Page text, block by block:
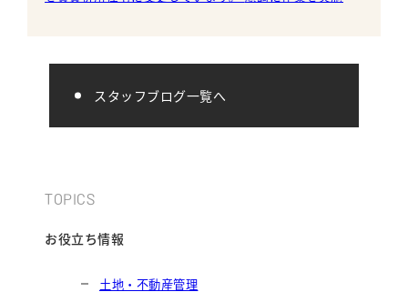
スタッフブログ一覧へ
TOPICS
お役立ち情報
土地・不動産管理